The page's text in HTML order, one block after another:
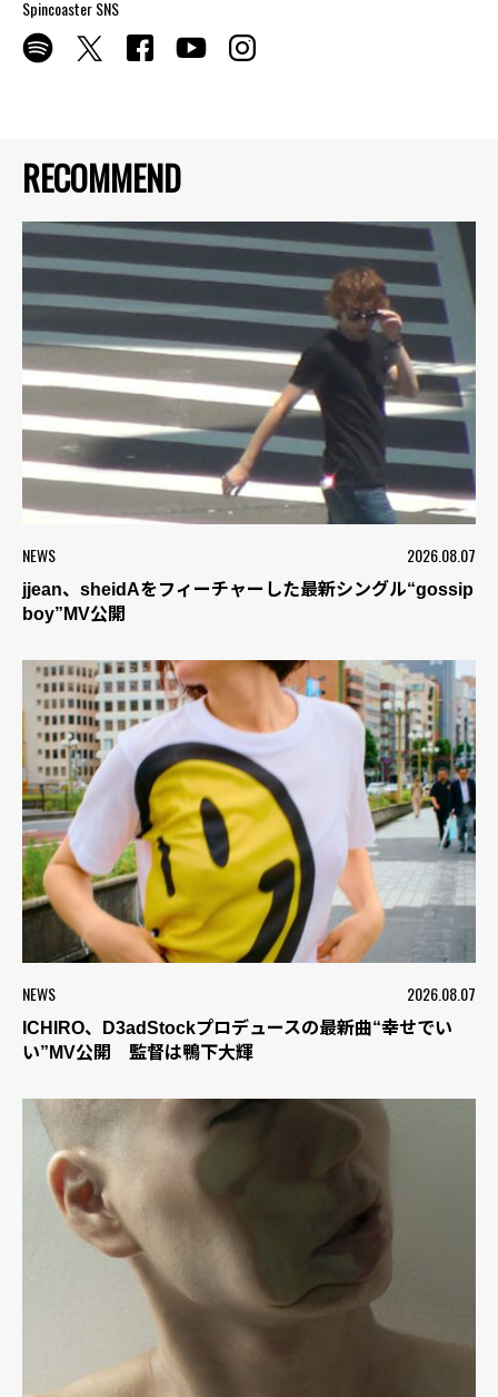
RECOMMEND
NEWS 2026.08.07
jjean、sheidAをフィーチャーした最新シングル“gossip
boy”MV公開
NEWS 2026.08.07
ICHIRO、D3adStockプロデュースの最新曲“幸せでい
い”MV公開 監督は鴨下大輝
Spincoaster SNS